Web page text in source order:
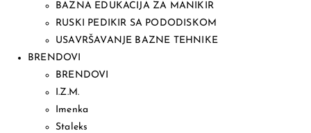
BAZNA EDUKACIJA ZA MANIKIR
RUSKI PEDIKIR SA PODODISKOM
USAVRŠAVANJE BAZNE TEHNIKE
BRENDOVI
BRENDOVI
I.Z.M.
Imenka
Staleks